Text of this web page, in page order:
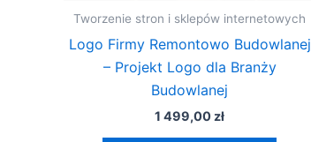
Tworzenie stron i sklepów internetowych
Logo Firmy Remontowo Budowlanej
– Projekt Logo dla Branży
Budowlanej
1 499,00 zł